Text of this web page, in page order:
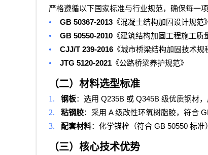
严格遵循以下国家标准与行业规范，确保每一
• GB 50367-2013 《混凝土结构加固设计规范》
• GB 50550-2010 《建筑结构加固工程施工质
• CJJ/T 239-2016 《城市桥梁结构加固技术规
• JTG 5120-2021 《公路桥梁养护规范》
（二）材料选型标准
1. 钢板：选用 Q235B 或 Q345B 级优质钢材
2. 粘钢胶：采用 A级改性环氧树脂胶，符合
3. 配套材料：化学锚栓（符合 GB 50550 标准
（三）核心技术优势